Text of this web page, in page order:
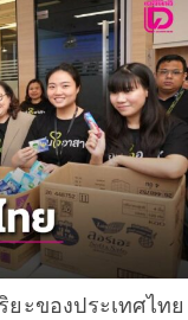
ยะของประเทศไทย